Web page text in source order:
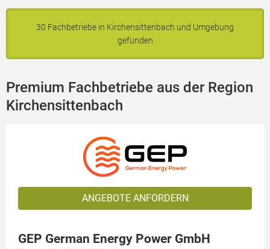
30 Fachbetriebe in Kirchensittenbach und Umgebung
gefunden
Premium Fachbetriebe aus der Region
Kirchensittenbach
ANGEBOTE ANFORDERN
GEP German Energy Power GmbH